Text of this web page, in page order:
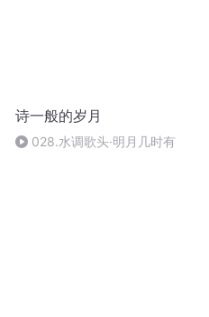
诗一般的岁月
028.水调歌头·明月几时有